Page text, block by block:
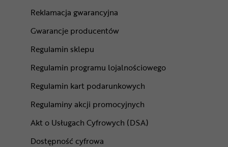
Reklamacja gwarancyjna
Gwarancje producentów
Regulamin sklepu
Regulamin programu lojalnościowego
Regulamin kart podarunkowych
Regulaminy akcji promocyjnych
Akt o Usługach Cyfrowych (DSA)
Dostępność cyfrowa